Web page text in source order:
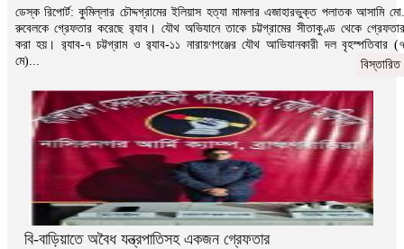
ডেস্ক রিপোর্ট: কুমিল্লার চৌদ্দগ্রামের ইলিয়াস হত্যা মামলার এজাহারভুক্ত পলাতক আসামি মো.
রুবেলকে গ্রেফতার করেছে র‌্যাব। যৌথ অভিযানে তাকে চট্টগ্রামের সীতাকুণ্ড থেকে গ্রেফতার
করা হয়। র‌্যাব-৭ চট্টগ্রাম ও র‌্যাব-১১ নারায়ণগঞ্জের যৌথ আভিযানকারী দল বৃহস্পতিবার (৭
মে)...
বিস্তারিত
বি-বাড়িয়াতে অবৈধ যন্ত্রপাতিসহ একজন গ্রেফতার